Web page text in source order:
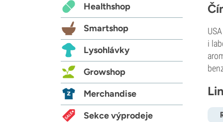
i
FastBuds
Female Seeds
French Touch Seeds
Garden of Green
GeneSeeds
G13 Labs
Grass-O-Matic
Growers Choice
Healthshop
Smartshop
Lysohlávky
Growshop
Merchandise
Sekce výprodeje